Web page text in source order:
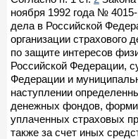
ноября 1992 года №
дела в Российской
организации страхового
по защите интересов
Российской Федерации,
Федерации и
наступлении
денежных фондов,
уплаченных страховых
также за счет иных